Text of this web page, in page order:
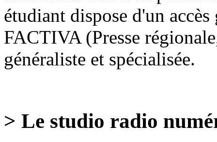
étudiant dispose d'un
FACTIVA (Presse
généraliste et spécialisée.
> Le studio radio